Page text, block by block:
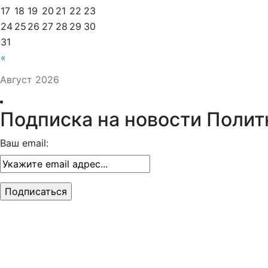
Август 2026
«
17 18 19 20 21 22 23
24 25 26 27 28 29 30
31
Подписка на новости
Ваш email: